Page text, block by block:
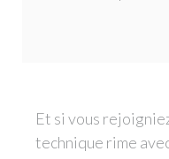
Et si vous
technique rime